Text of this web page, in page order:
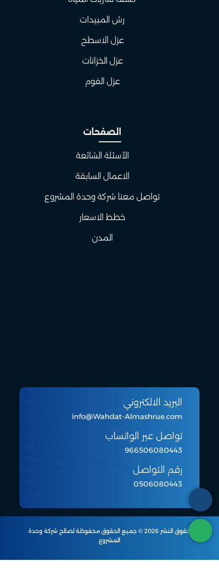
رش المبيدات
عزل الاسطح
عزل الخزانات
عزل الفوم
الصفحات
الأسئلة الشائعة
الاعمال السابقة
تواصل معنا شركة وحدة المشروع
خطط الاسعار
المدن
البريد الالكتروني
info@Wahdat-Almashrue.com
تواصل عبر الواتساب
966506080443
رقم التواصل
0506080443
حقوق النشر 2026 © جميع الحقوق محفوظة لصالح شركة وحدة
المشروع